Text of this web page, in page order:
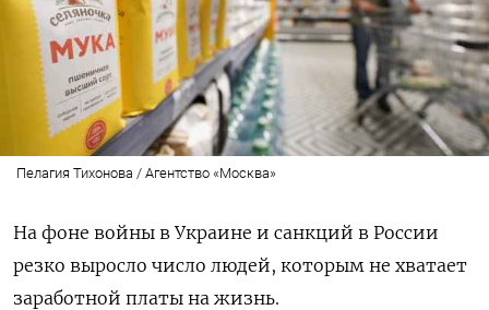
Пелагия Тихонова / Агентство «Москва»
На фоне войны в Украине и санкций в России
резко выросло число людей, которым не хватает
заработной платы на жизнь.